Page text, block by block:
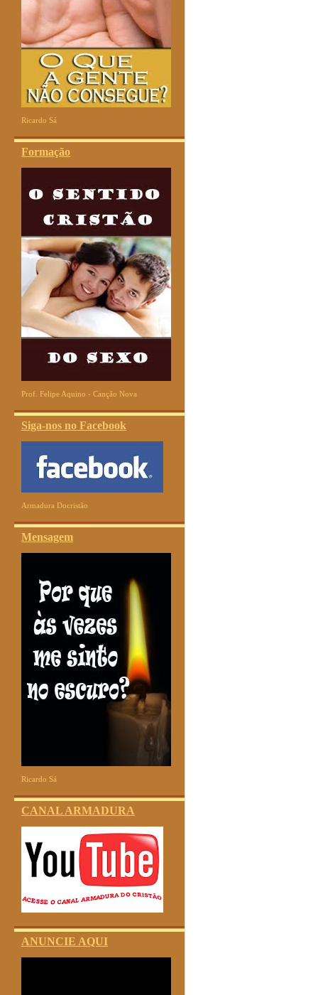
Ricardo Sá
Formação
Prof. Felipe Aquino - Canção Nova
Siga-nos no Facebook
Armadura Docristão
Mensagem
Ricardo Sá
CANAL ARMADURA
ANUNCIE AQUI